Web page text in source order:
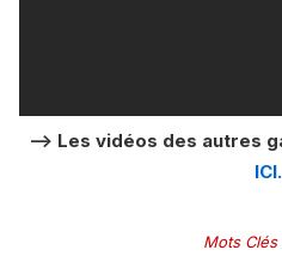
--> Les vidéos des autres
ICI.
Mots Clés